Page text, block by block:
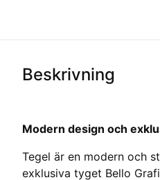
Beskrivning
Modern design och
Tegel är en modern och
exklusiva tyget Bello